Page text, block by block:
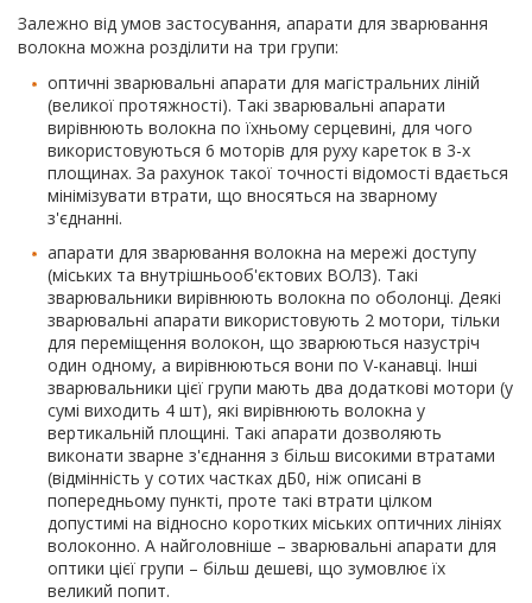
Залежно від умов застосування, апарати для зварювання
волокна можна розділити на три групи:
оптичні зварювальні апарати для магістральних ліній
(великої протяжності). Такі зварювальні апарати
вирівнюють волокна по їхньому серцевині, для чого
використовуються 6 моторів для руху кареток в 3-х
площинах. За рахунок такої точності відомості вдається
мінімізувати втрати, що вносяться на зварному
з'єднанні.
апарати для зварювання волокна на мережі доступу
(міських та внутрішньооб'єктових ВОЛЗ). Такі
зварювальники вирівнюють волокна по оболонці. Деякі
зварювальні апарати використовують 2 мотори, тільки
для переміщення волокон, що зварюються назустріч
один одному, а вирівнюються вони по V-канавці. Інші
зварювальники цієї групи мають два додаткові мотори (у
сумі виходить 4 шт), які вирівнюють волокна у
вертикальній площині. Такі апарати дозволяють
виконати зварне з'єднання з більш високими втратами
(відмінність у сотих частках дБ0, ніж описані в
попередньому пункті, проте такі втрати цілком
допустимі на відносно коротких міських оптичних лініях
волоконно. А найголовніше – зварювальні апарати для
оптики цієї групи – більш дешеві, що зумовлює їх
великий попит.